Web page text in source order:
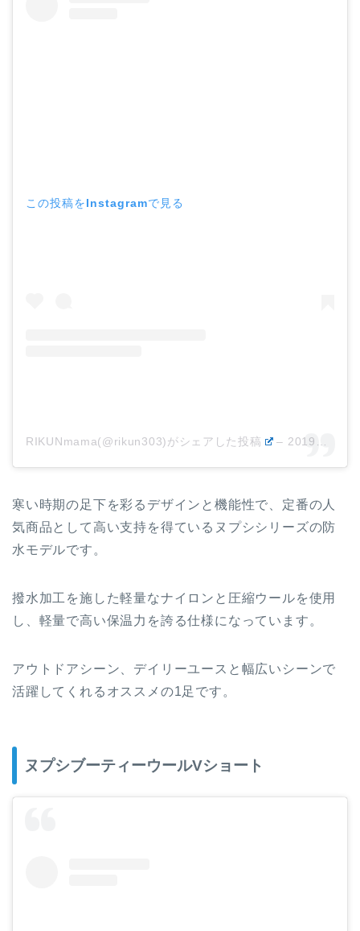
この投稿をInstagramで見る
RIKUNmama(@rikun303)がシェアした投稿 – 2019年12月月27日午前5時05分PST
寒い時期の足下を彩るデザインと機能性で、定番の人
気商品として高い支持を得ているヌプシシリーズの防
水モデルです。
撥水加工を施した軽量なナイロンと圧縮ウールを使用
し、軽量で高い保温力を誇る仕様になっています。
アウトドアシーン、デイリーユースと幅広いシーンで
活躍してくれるオススメの1足です。
ヌプシブーティーウールVショート